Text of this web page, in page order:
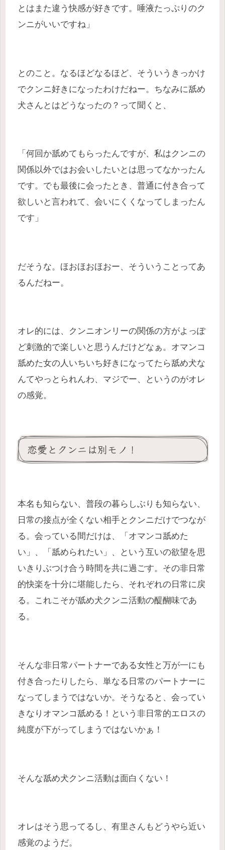
とはまた違う快感が好きです。唾液たっぷりのク
ンニがいいですね」
とのこと。なるほどなるほど、そういうきっかけ
でクンニ好きになったわけだねー。ちなみに舐め
犬さんとはどうなったの？って聞くと、
「何回か舐めてもらったんですが、私はクンニの
関係以外ではお会いしたいとは思ってなかったん
です。でも最後に会ったとき、普通に付き合って
欲しいと言われて、会いにくくなってしまったん
です」
だそうな。ほおほおほおー、そういうことってあ
るんだねー。
オレ的には、クンニオンリーの関係の方がよっぽ
ど刺激的で楽しいと思うんだけどなぁ。オマンコ
舐めた女の人いちいち好きになってたら舐め犬な
んてやっとられんわ、マジでー、というのがオレ
の感覚。
恋愛とクンニは別モノ！
本名も知らない、普段の暮らしぶりも知らない、
日常の接点が全くない相手とクンニだけでつなが
る。会っている間だけは、「オマンコ舐めた
い」、「舐められたい」、という互いの欲望を思
いきりぶつけ合う時間を共に過ごす。その非日常
的快楽を十分に堪能したら、それぞれの日常に戻
る。これこそが舐め犬クンニ活動の醍醐味であ
る。
そんな非日常パートナーである女性と万が一にも
付き合ったりしたら、単なる日常のパートナーに
なってしまうではないか。そうなると、会ってい
きなりオマンコ舐める！という非日常的エロスの
純度が下がってしまうではないかぁ！
そんな舐め犬クンニ活動は面白くない！
オレはそう思ってるし、有里さんもどうやら近い
感覚のようだ。